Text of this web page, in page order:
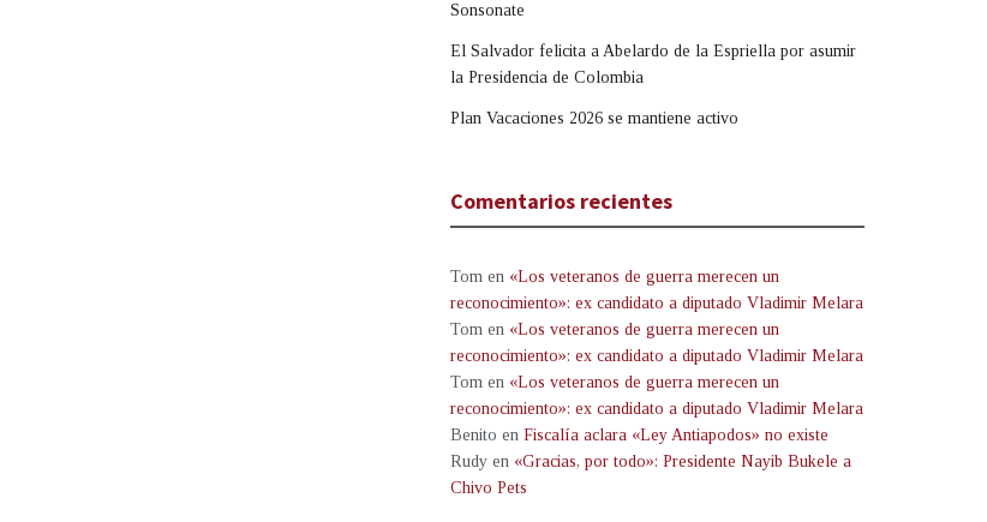
Sonsonate
El Salvador felicita a Abelardo de la Espriella por asumir
la Presidencia de Colombia
Plan Vacaciones 2026 se mantiene activo
Comentarios recientes
Tom en «Los veteranos de guerra merecen un
reconocimiento»: ex candidato a diputado Vladimir Melara
Tom en «Los veteranos de guerra merecen un
reconocimiento»: ex candidato a diputado Vladimir Melara
Tom en «Los veteranos de guerra merecen un
reconocimiento»: ex candidato a diputado Vladimir Melara
Benito en Fiscalía aclara «Ley Antiapodos» no existe
Rudy en «Gracias, por todo»: Presidente Nayib Bukele a
Chivo Pets